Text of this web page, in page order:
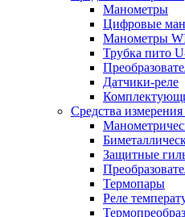
Манометры
Цифровые
Манометры
Трубка пито
Датчики-реле
Средства
Защитные
Термопары
Реле